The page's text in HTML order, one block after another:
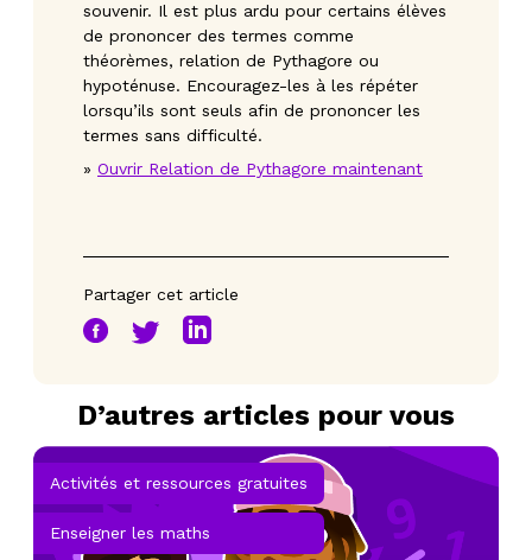
souvenir. Il est plus ardu pour certains élèves
de prononcer des termes comme
théorèmes, relation de Pythagore ou
hypoténuse. Encouragez-les à les répéter
lorsqu’ils sont seuls afin de prononcer les
termes sans difficulté.
» Ouvrir Relation de Pythagore maintenant
Partager cet article
D’autres articles pour vous
Activités et ressources gratuites
Enseigner les maths